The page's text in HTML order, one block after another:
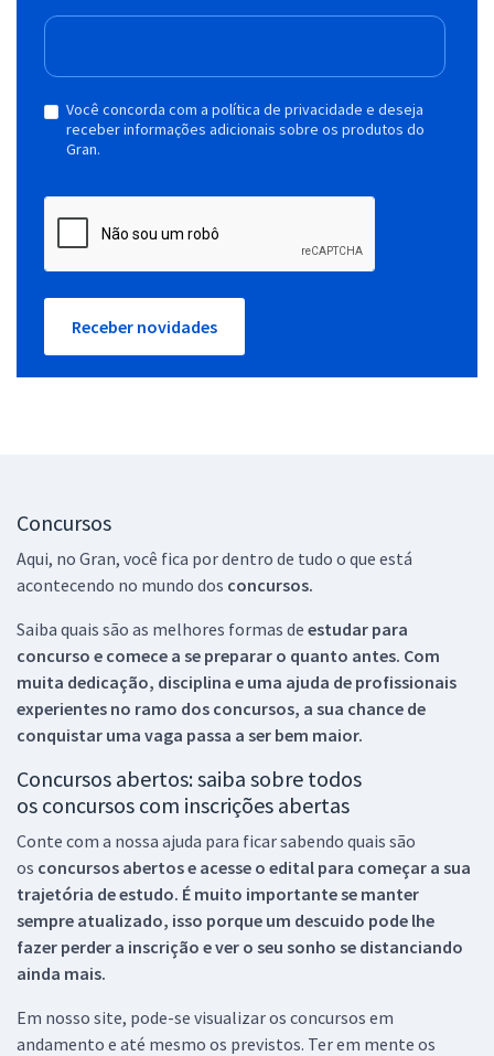
Você concorda com a política de privacidade e deseja
receber informações adicionais sobre os produtos do
Gran.
Receber novidades
Concursos
Aqui, no Gran, você fica por dentro de tudo o que está
acontecendo no mundo dos concursos.
Saiba quais são as melhores formas de estudar para
concurso e comece a se preparar o quanto antes. Com
muita dedicação, disciplina e uma ajuda de profissionais
experientes no ramo dos concursos, a sua chance de
conquistar uma vaga passa a ser bem maior.
Concursos abertos: saiba sobre todos
os concursos com inscrições abertas
Conte com a nossa ajuda para ficar sabendo quais são
os concursos abertos e acesse o edital para começar a sua
trajetória de estudo. É muito importante se manter
sempre atualizado, isso porque um descuido pode lhe
fazer perder a inscrição e ver o seu sonho se distanciando
ainda mais.
Em nosso site, pode-se visualizar os concursos em
andamento e até mesmo os previstos. Ter em mente os